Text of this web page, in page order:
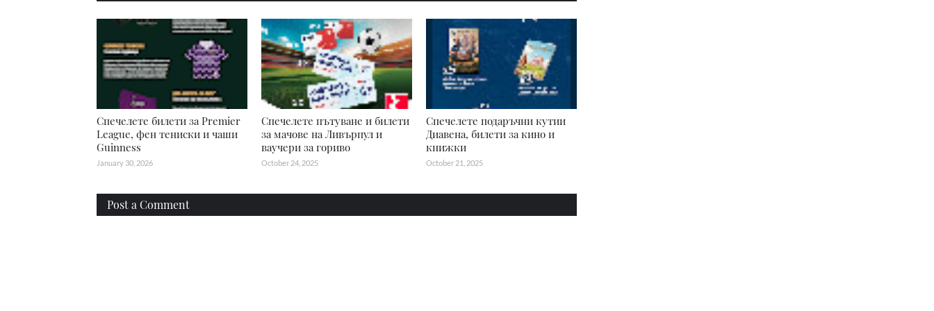
Спечелете билети за Premier
League, фен тениски и чаши
Guinness
January 30, 2026
Спечелете пътуване и билети
за мачове на Ливърпул и
ваучери за гориво
October 24, 2025
Спечелете подаръчни кутии
Диавена, билети за кино и
книжки
October 21, 2025
Post a Comment